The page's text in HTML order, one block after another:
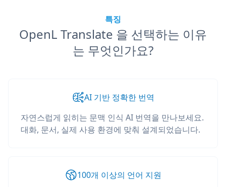
특징
OpenL Translate 을 선택하는 이유
는 무엇인가요?
AI 기반 정확한 번역
자연스럽게 읽히는 문맥 인식 AI 번역을 만나보세요.
대화, 문서, 실제 사용 환경에 맞춰 설계되었습니다.
100개 이상의 언어 지원